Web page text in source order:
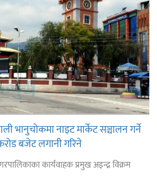
भानुचोकमा नाइट मार्केट सञ्चालन गर्ने
बजेट लगानी गरिने
कार्यवाहक प्रमुख अइन्द्र विक्रम